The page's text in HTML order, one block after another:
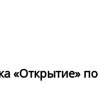
«Открытие»